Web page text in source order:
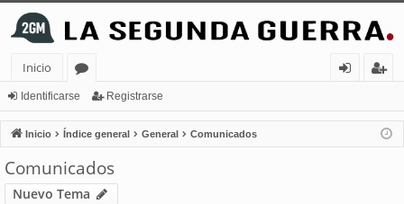
Inicio
or
os
nt
ifi
ist
ra
Identificarse Registrarse
Inicio Índice general General Comunicados
Comunicados
Nuevo Tema